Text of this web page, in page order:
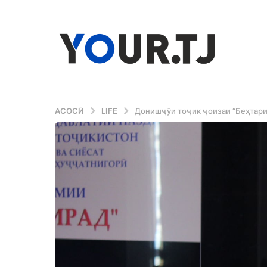
АСОСӢ LIFE Донишҷӯи тоҷик ҷоизаи